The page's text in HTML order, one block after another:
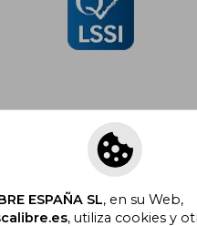
Suscríbete para recibir ofertas y
promociones
ESPAÑA SL, en su Web,
, utiliza cookies y